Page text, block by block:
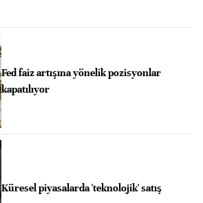
Fed faiz artışına yönelik pozisyonlar
kapatılıyor
Küresel piyasalarda 'teknolojik' satış